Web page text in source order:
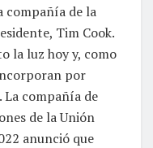
compañía de la
Tim Cook.
la luz hoy y, como
por
La compañía de
de la Unión
anunció que